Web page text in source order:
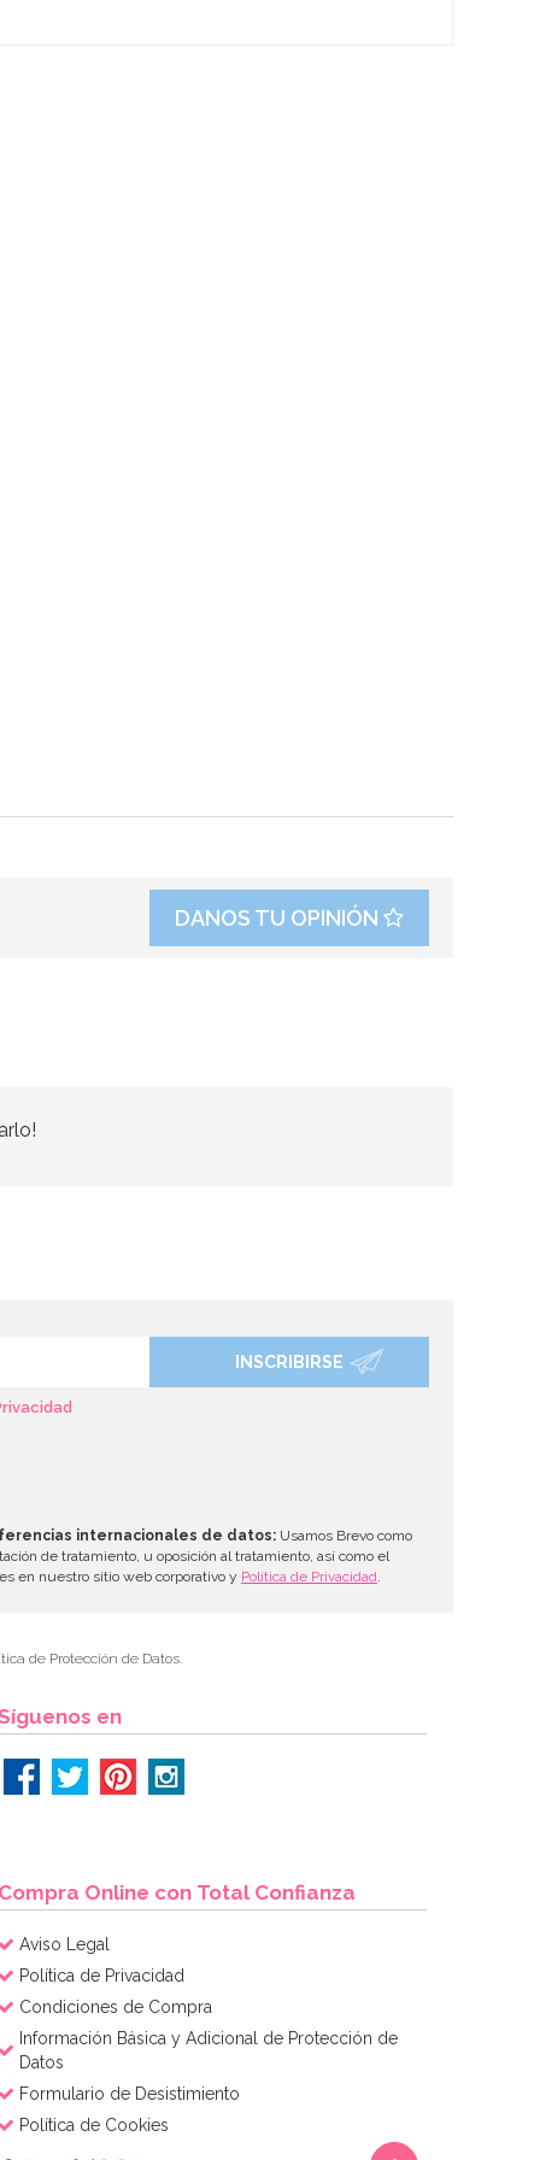
DANOS TU OPINIÓN
INSCRIBIRSE
internacionales de datos: Usamos Brevo como
de tratamiento, u oposición al tratamiento, así como el
en nuestro sitio web corporativo y Política de Privacidad
de Protección de Datos.
en
Online con Total Confianza
Aviso Legal
Política de Privacidad
Condiciones de Compra
Información Básica y Adicional de Protección de
Datos
Formulario de Desistimiento
Política de Cookies